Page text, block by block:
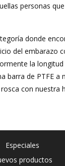
personas
donde
del embarazo
la
barra de PTFE a
con nuestra
Especiales
productos